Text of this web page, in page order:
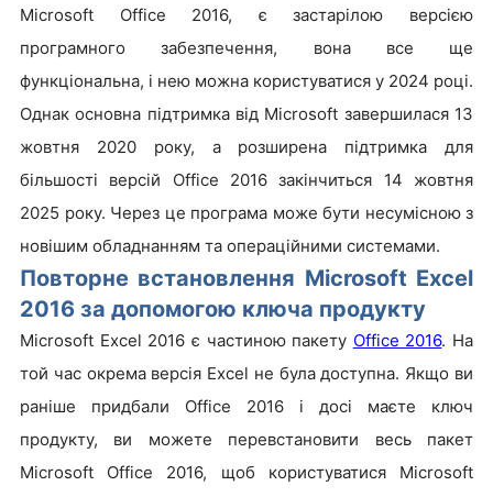
Microsoft Office 2016, є застарілою версією
програмного забезпечення, вона все ще
функціональна, і нею можна користуватися у 2024 році.
Однак основна підтримка від Microsoft завершилася 13
жовтня 2020 року, а розширена підтримка для
більшості версій Office 2016 закінчиться 14 жовтня
2025 року. Через це програма може бути несумісною з
новішим обладнанням та операційними системами.
Повторне встановлення Microsoft Excel
2016 за допомогою ключа продукту
Microsoft Excel 2016 є частиною пакету Office 2016. На
той час окрема версія Excel не була доступна. Якщо ви
раніше придбали Office 2016 і досі маєте ключ
продукту, ви можете перевстановити весь пакет
Microsoft Office 2016, щоб користуватися Microsoft